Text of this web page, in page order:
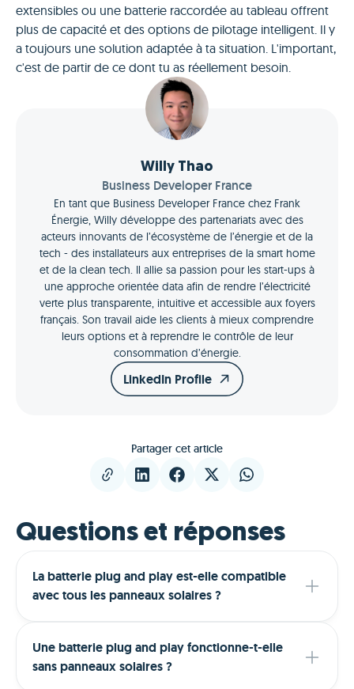
extensibles ou une batterie raccordée au tableau offrent
plus de capacité et des options de pilotage intelligent. Il y
a toujours une solution adaptée à ta situation. L'important,
c'est de partir de ce dont tu as réellement besoin.
Willy Thao
Business Developer France
En tant que Business Developer France chez Frank
Énergie, Willy développe des partenariats avec des
acteurs innovants de l’écosystème de l’énergie et de la
tech - des installateurs aux entreprises de la smart home
et de la clean tech. Il allie sa passion pour les start-ups à
une approche orientée data afin de rendre l’électricité
verte plus transparente, intuitive et accessible aux foyers
français. Son travail aide les clients à mieux comprendre
leurs options et à reprendre le contrôle de leur
consommation d’énergie.
LinkedIn Profile
Partager cet article
Questions et réponses
La batterie plug and play est-elle compatible
avec tous les panneaux solaires ?
Une batterie plug and play fonctionne-t-elle
sans panneaux solaires ?